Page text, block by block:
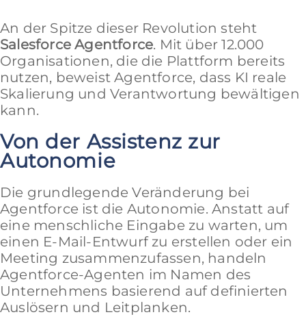
An der Spitze dieser Revolution steht
Salesforce Agentforce. Mit über 12.000
Organisationen, die die Plattform bereits
nutzen, beweist Agentforce, dass KI reale
Skalierung und Verantwortung bewältigen
kann.
Von der Assistenz zur
Autonomie
Die grundlegende Veränderung bei
Agentforce ist die Autonomie. Anstatt auf
eine menschliche Eingabe zu warten, um
einen E-Mail-Entwurf zu erstellen oder ein
Meeting zusammenzufassen, handeln
Agentforce-Agenten im Namen des
Unternehmens basierend auf definierten
Auslösern und Leitplanken.